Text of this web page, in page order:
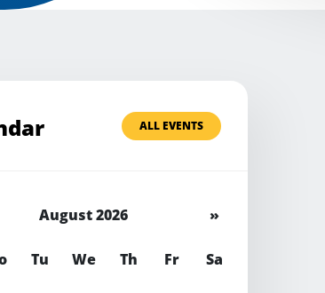
ALL EVENTS
August 2026 »
Tu We Th Fr Sa